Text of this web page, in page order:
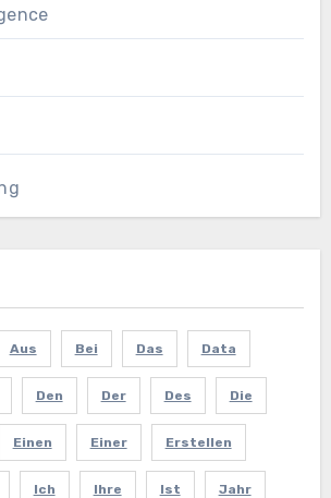
Aus Bei Das Data
Den Der Des Die
Einen Einer Erstellen
Ich Ihre Ist Jahr